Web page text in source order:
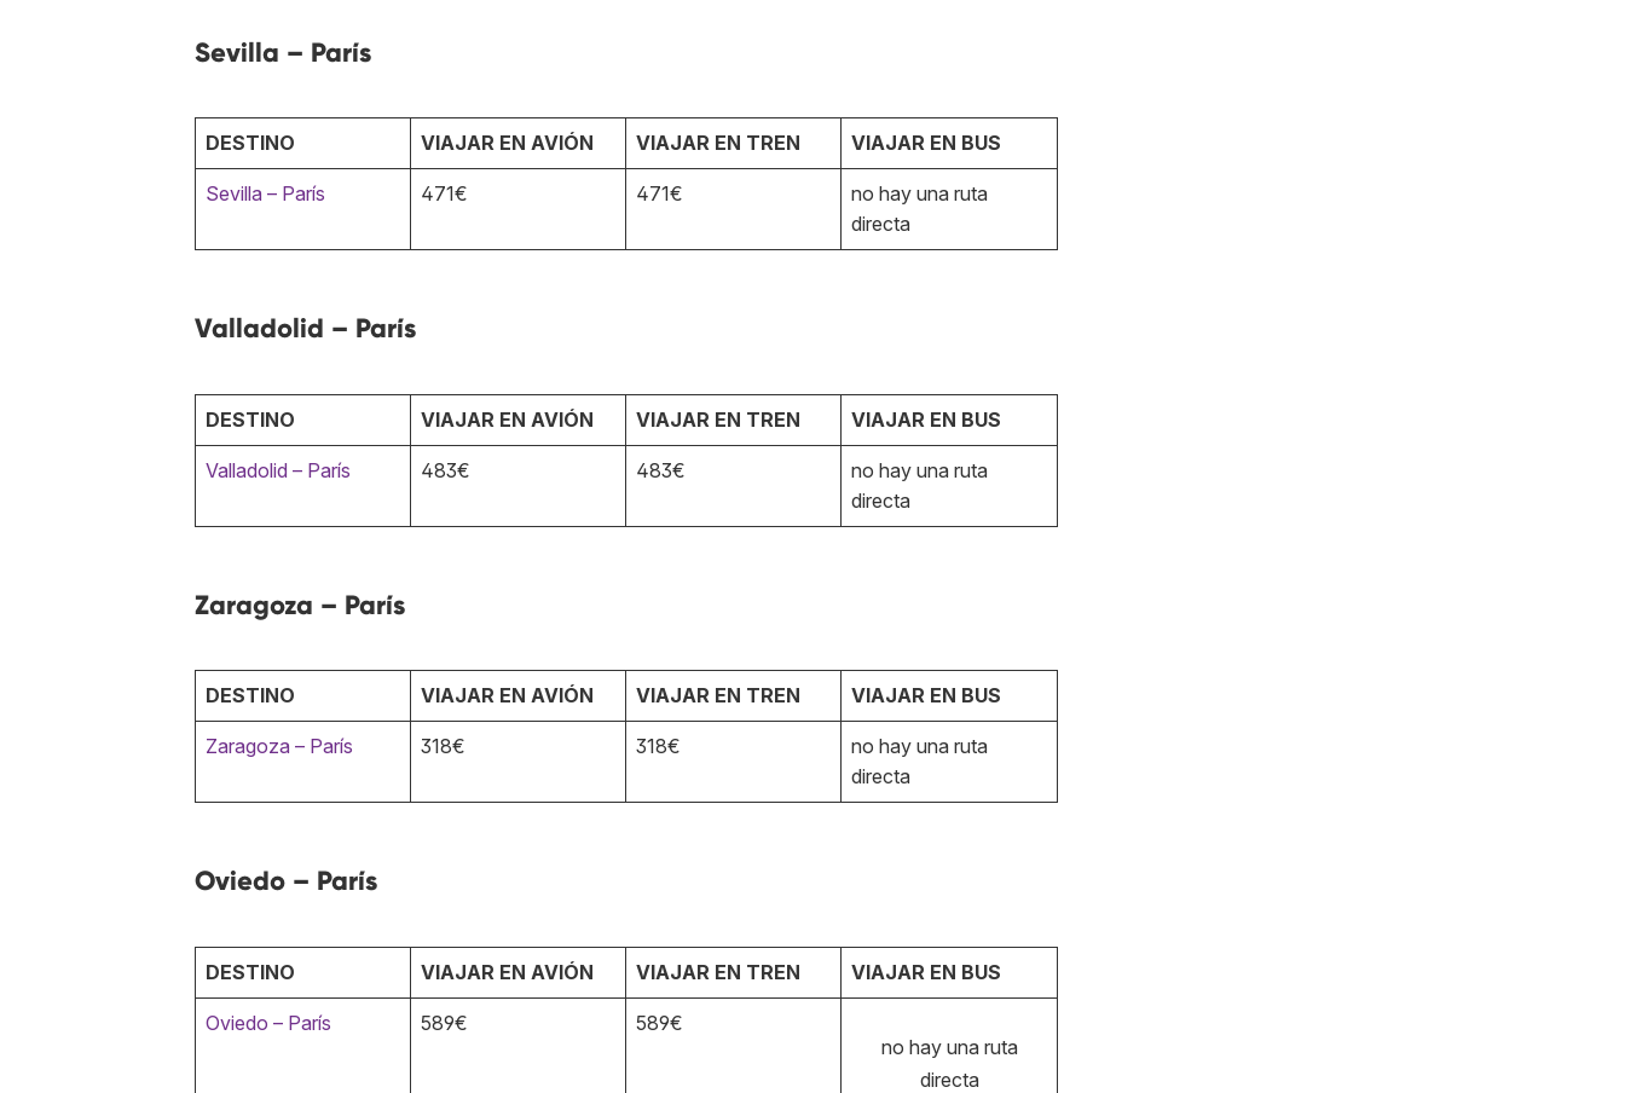
Sevilla – París
DESTINO VIAJAR EN AVIÓN VIAJAR EN TREN VIAJAR EN BUS
Sevilla – París 471€ 471€
no hay una ruta
directa
Valladolid – París
DESTINO VIAJAR EN AVIÓN VIAJAR EN TREN VIAJAR EN BUS
Valladolid – París 483€ 483€
no hay una ruta
directa
Zaragoza – París
DESTINO VIAJAR EN AVIÓN VIAJAR EN TREN VIAJAR EN BUS
Zaragoza – París 318€ 318€
no hay una ruta
directa
Oviedo – París
DESTINO VIAJAR EN AVIÓN VIAJAR EN TREN VIAJAR EN BUS
Oviedo – París 589€
589€
no hay una ruta
directa